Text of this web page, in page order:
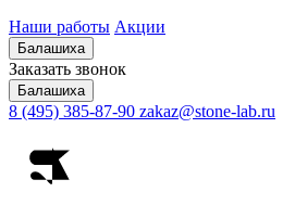
Наши работы Акции
Балашиха
Заказать звонок
Балашиха
8 (495) 385-87-90 zakaz@stone-lab.ru